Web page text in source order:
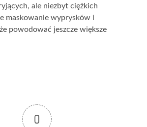
ale niezbyt ciężkich
maskowanie wyprysków i
powodować jeszcze większe
0